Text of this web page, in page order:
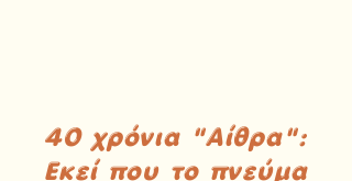
40 χρόνια "Αίθρα":
Εκεί που το πνεύμα